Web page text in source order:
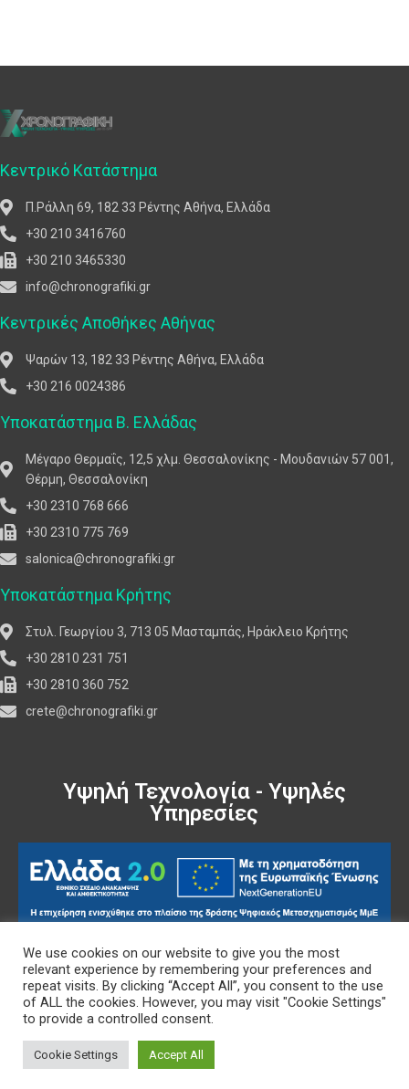
Κεντρικό Κατάστημα
Π.Ράλλη 69, 182 33 Ρέντης Αθήνα, Ελλάδα
+30 210 3416760
+30 210 3465330
info@chronografiki.gr
Κεντρικές Αποθήκες Αθήνας
Ψαρών 13, 182 33 Ρέντης Αθήνα, Ελλάδα
+30 216 0024386
Υποκατάστημα Β. Ελλάδας
Μέγαρο Θερμαΐς, 12,5 χλμ. Θεσσαλονίκης - Μουδανιών 57 001,
Θέρμη, Θεσσαλονίκη
+30 2310 768 666
+30 2310 775 769
salonica@chronografiki.gr
Υποκατάστημα Κρήτης
Στυλ. Γεωργίου 3, 713 05 Μασταμπάς, Ηράκλειο Κρήτης
+30 2810 231 751
+30 2810 360 752
crete@chronografiki.gr
Υψηλή Τεχνολογία - Υψηλές
Υπηρεσίες
Πολιτική Δεδομένων
We use cookies on our website to give you the most
relevant experience by remembering your preferences and
repeat visits. By clicking “Accept All”, you consent to the use
of ALL the cookies. However, you may visit "Cookie Settings"
to provide a controlled consent.
Cookie Settings Accept All